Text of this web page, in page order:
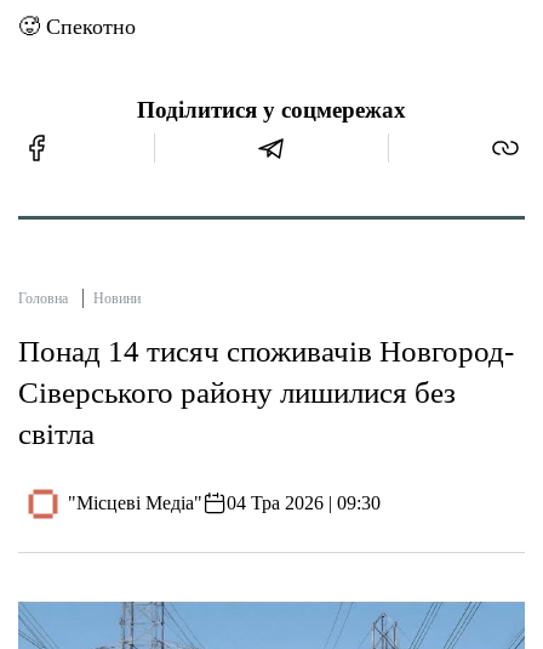
🥵 Спекотно
Поділитися у соцмережах
Головна Новини
Понад 14 тисяч споживачів Новгород-
Сіверського району лишилися без
світла
"Місцеві Медіа" 04 Тра 2026 | 09:30